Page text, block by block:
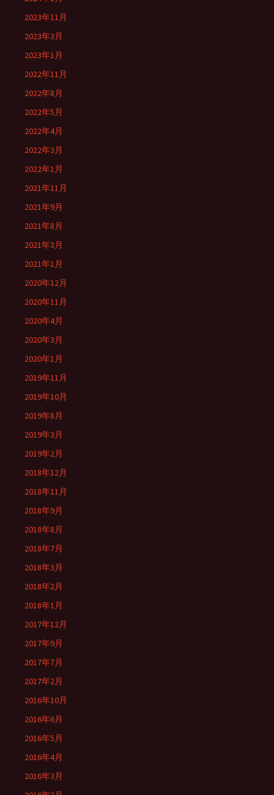
2023年11月
2023年3月
2023年1月
2022年11月
2022年8月
2022年5月
2022年4月
2022年3月
2022年1月
2021年11月
2021年9月
2021年8月
2021年3月
2021年1月
2020年12月
2020年11月
2020年4月
2020年3月
2020年1月
2019年11月
2019年10月
2019年8月
2019年3月
2019年2月
2018年12月
2018年11月
2018年9月
2018年8月
2018年7月
2018年3月
2018年2月
2018年1月
2017年12月
2017年9月
2017年7月
2017年2月
2016年10月
2016年6月
2016年5月
2016年4月
2016年3月